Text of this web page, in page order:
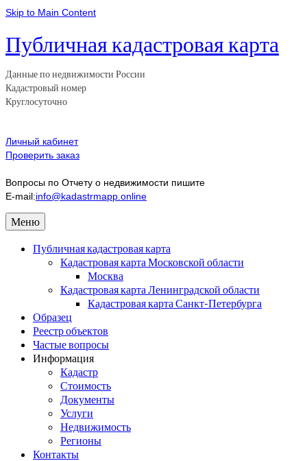
Skip to Main Content
Публичная кадастровая карта
Данные по недвижимости России
Кадастровый номер
Круглосуточно
Личный кабинет
Проверить заказ
Вопросы по Отчету о недвижимости пишите
E-mail:info@kadastrmapp.online
Меню
Публичная кадастровая карта
Кадастровая карта Московской области
Москва
Кадастровая карта Ленинградской области
Кадастровая карта Санкт-Петербурга
Образец
Реестр объектов
Частые вопросы
Информация
Кадастр
Стоимость
Документы
Услуги
Недвижимость
Регионы
Контакты